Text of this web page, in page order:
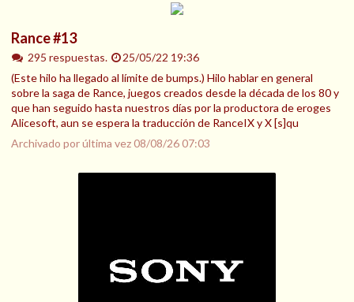
Rance #13
295 respuestas.
25/05/22 19:36
(Este hilo ha llegado al límite de bumps.) Hilo hablar en general
sobre la saga de Rance, juegos creados desde la década de los 80 y
que han seguido hasta nuestros días por la productora de eroges
Alicesoft, aun se espera la traducción de RanceIX y X [s]qu
Archivado por última vez08/08/26 07:03